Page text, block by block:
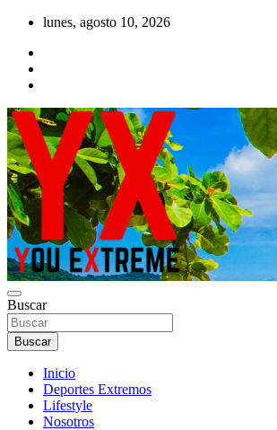
Saltar
contenido
lunes, agosto 10, 2026
YOU EXTREME
YX Deportes Extremos Lifestyle
Buscar
Buscar
Inicio
Deportes Extremos
Lifestyle
Nosotros